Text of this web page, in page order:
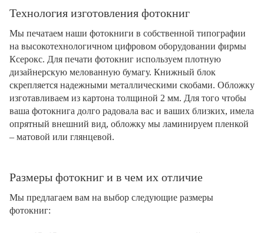
Технология изготовления фотокниг
Мы печатаем наши фотокниги в собственной типографии
на высокотехнологичном цифровом оборудовании фирмы
Ксерокс. Для печати фотокниг используем плотную
дизайнерскую мелованную бумагу. Книжный блок
скрепляется надежными металлическими скобами. Обложку
изготавливаем из картона толщиной 2 мм. Для того чтобы
ваша фотокнига долго радовала вас и ваших близких, имела
опрятный внешний вид, обложку мы ламинируем пленкой
– матовой или глянцевой.
Размеры фотокниг и в чем их отличие
Мы предлагаем вам на выбор следующие размеры
фотокниг: